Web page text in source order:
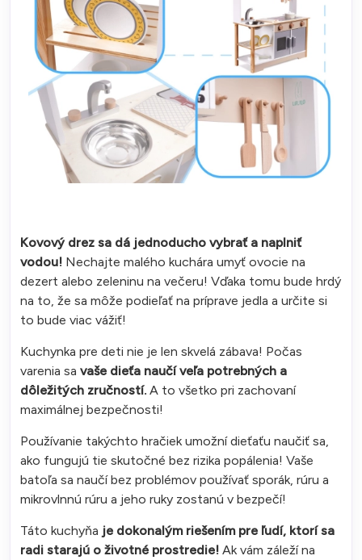
Kovový drez sa dá jednoducho vybrať a naplniť
vodou! Nechajte malého kuchára umyť ovocie na
dezert alebo zeleninu na večeru! Vďaka tomu bude hrdý
na to, že sa môže podieľať na príprave jedla a určite si
to bude viac vážiť!
Kuchynka pre deti nie je len skvelá zábava! Počas
varenia sa vaše dieťa naučí veľa potrebných a
dôležitých zručností. A to všetko pri zachovaní
maximálnej bezpečnosti!
Používanie takýchto hračiek umožní dieťaťu naučiť sa,
ako fungujú tie skutočné bez rizika popálenia! Vaše
batoľa sa naučí bez problémov používať sporák, rúru a
mikrovlnnú rúru a jeho ruky zostanú v bezpečí!
Táto kuchyňa je dokonalým riešením pre ľudí, ktorí sa
radi starajú o životné prostredie! Ak vám záleží na